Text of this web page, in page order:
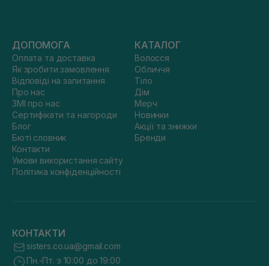
ДОПОМОГА
Оплата та доставка
Як зробити замовлення
Відповіді на запитання
Про нас
ЗМІ про нас
Сертифікати та нагороди
Блог
Бюті словник
Контакти
Умови використання сайту
Політика конфіденційності
КАТАЛОГ
Волосся
Обличчя
Тіло
Дім
Мерч
Новинки
Акції та знижки
Бренди
КОНТАКТИ
sisters.co.ua@gmail.com
Пн.-Пт. з 10:00 до 19:00